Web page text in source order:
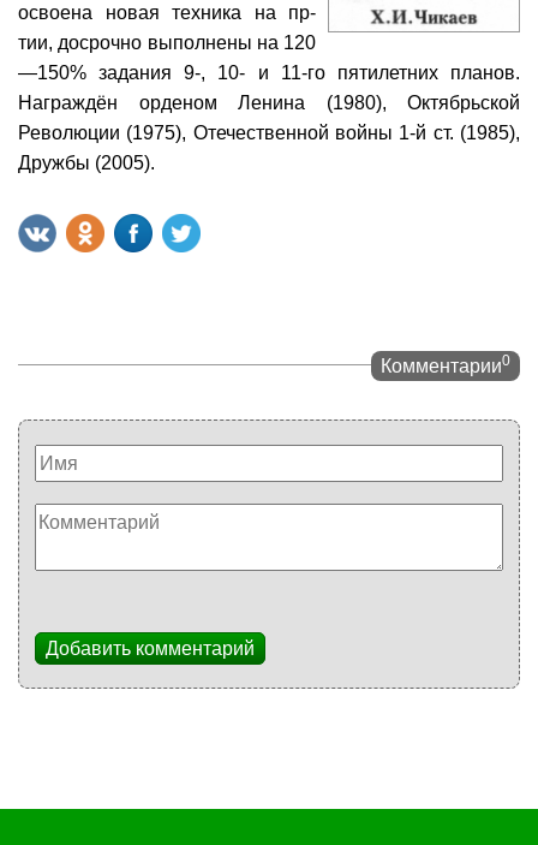
освоена новая техника на пр-
тии, досрочно выполнены на 120
—150% задания 9-, 10- и 11-го пятилетних планов.
Награждён орденом Ленина (1980), Октябрьской
Революции (1975), Отечественной войны 1-й ст. (1985),
Дружбы (2005).
Комментарии0
Добавить комментарий